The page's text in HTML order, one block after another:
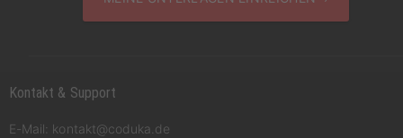
Kontakt & Support
E-Mail: kontakt@coduka.de